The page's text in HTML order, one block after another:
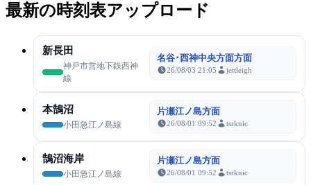
最新の時刻表アップロード
新長田
神戸市営地下鉄西神
線
名谷･西神中央方面方面
26/08/03 21:05 jettleigh
本鵠沼
小田急江ノ島線
片瀬江ノ島方面
26/08/01 09:52 tsrknic
鵠沼海岸
小田急江ノ島線
片瀬江ノ島方面
26/08/01 09:52 tsrknic